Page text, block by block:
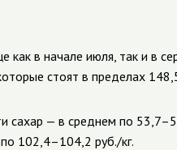
в начале июля, так и в
стоят в пределах
сахар — в среднем по
102,4–104,2 руб./кг.